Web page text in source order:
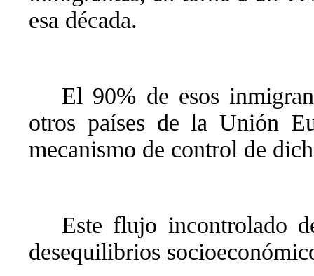
esa década.
El 90% de esos
otros países de la Unión
mecanismo de control de
Este flujo incontrolado
desequilibrios